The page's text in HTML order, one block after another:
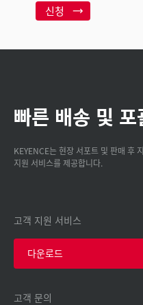
신청
빠른 배송 및
KEYENCE는 현장 서포트 및 판매 후
지원 서비스를 제공합니다.
고객 지원 서비스
다운로드
고객 문의